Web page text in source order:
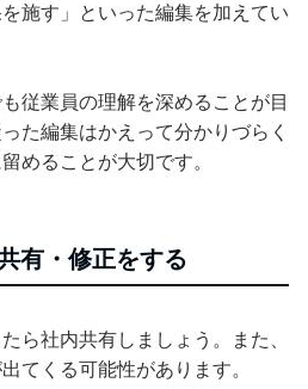
施す」といった編集を加えてい
従業員の理解を深めることが目
た編集はかえって分かりづらく
めることが大切です。
有・修正をする
ら社内共有しましょう。また、
てくる可能性があります。